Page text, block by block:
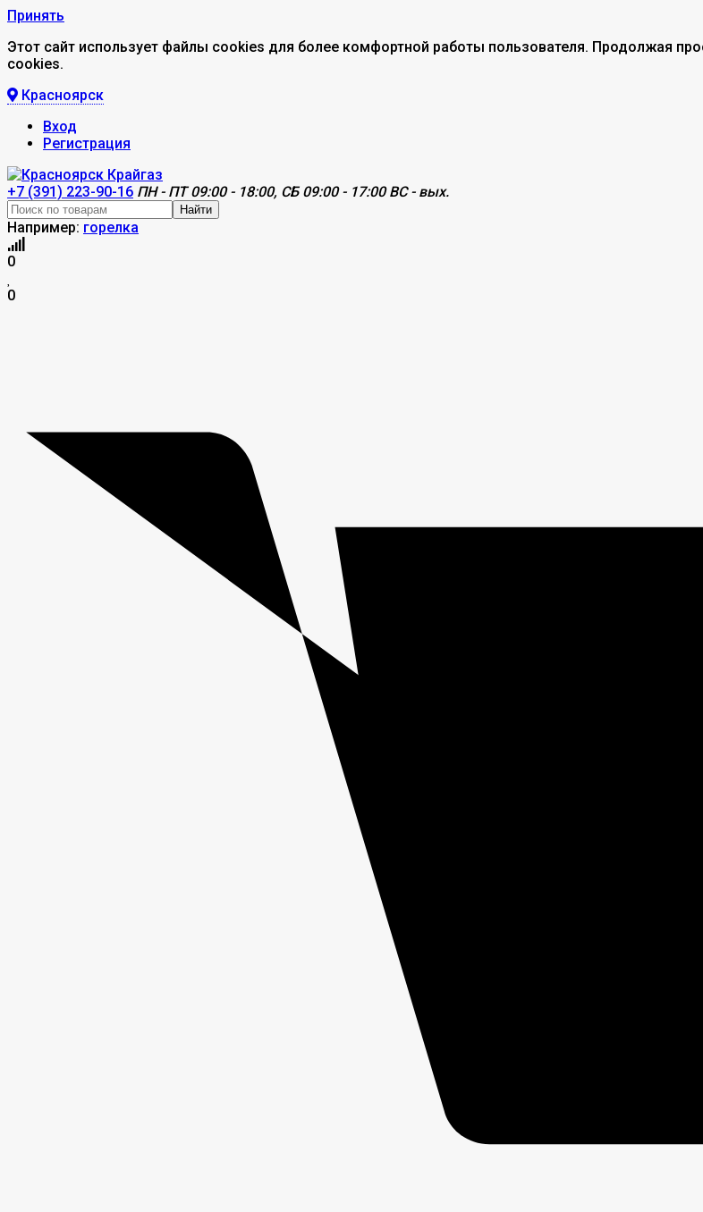
Принять
Этот сайт использует файлы cookies для более комфортной работы пользователя. Продолжая
cookies.
Красноярск
Вход
Регистрация
+7 (391) 223-90-16 ПН - ПТ 09:00 - 18:00, СБ 09:00 - 17:00 ВС - вых.
Найти
Например: горелка
0
0